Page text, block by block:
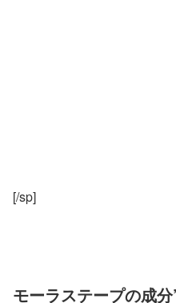
[/sp]
モーラステープの成